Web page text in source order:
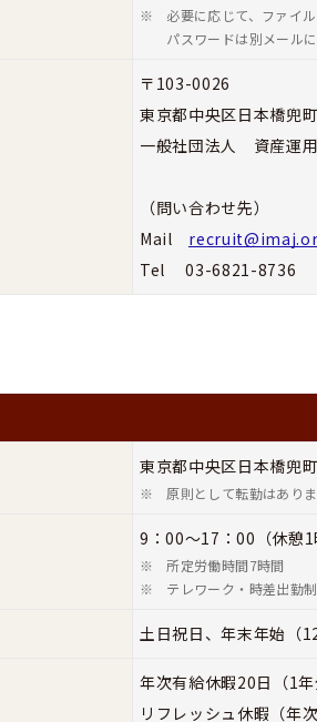
※
必要に応じて、ファイ
パスワードは別メール
〒103-0026
東京都中央区日本橋兜
一般社団法人 資産運
（問い合わせ先）
Mail
Tel 03-6821-8736
東京都中央区日本橋兜
※ 原則として転勤はあり
9：00～17：00（休
※
所定労働時間7時間
※
テレワーク・時差出勤
土日祝日、年末年始（
年次有給休暇20日（1
リフレッシュ休暇（年